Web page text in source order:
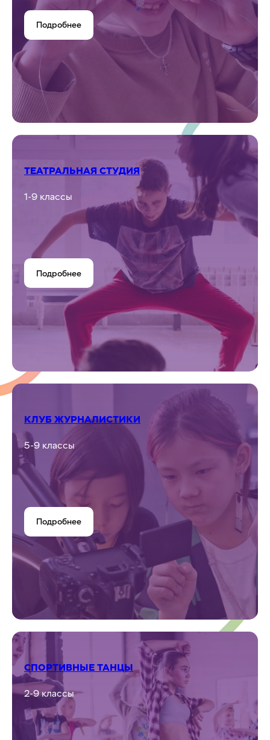
СТОЛЯРНАЯ МАСТЕРСКАЯ
1-9 классы
Подробнее
HAND MADE
1-9 классы
Подробнее
ТЕАТРАЛЬНАЯ СТУДИЯ
1-9 классы
Подробнее